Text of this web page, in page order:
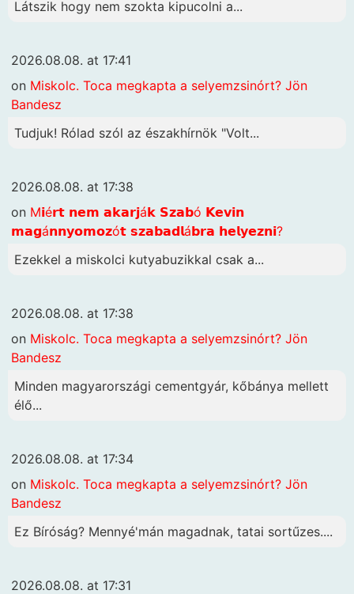
Látszik hogy nem szokta kipucolni a...
2026.08.08. at 17:41
on Miskolc. Toca megkapta a selyemzsinórt? Jön
Bandesz
Tudjuk! Rólad szól az északhírnök "Volt...
2026.08.08. at 17:38
on M𝗶é𝗿𝘁 𝗻𝗲𝗺 𝗮𝗸𝗮𝗿𝗷á𝗸 𝗦𝘇𝗮𝗯ó 𝗞𝗲𝘃𝗶𝗻
𝗺𝗮𝗴á𝗻𝗻𝘆𝗼𝗺𝗼𝘇ó𝘁 𝘀𝘇𝗮𝗯𝗮𝗱𝗹á𝗯𝗿𝗮 𝗵𝗲𝗹𝘆𝗲𝘇𝗻𝗶?
Ezekkel a miskolci kutyabuzikkal csak a...
2026.08.08. at 17:38
on Miskolc. Toca megkapta a selyemzsinórt? Jön
Bandesz
Minden magyarországi cementgyár, kőbánya mellett
élő...
2026.08.08. at 17:34
on Miskolc. Toca megkapta a selyemzsinórt? Jön
Bandesz
Ez Bíróság? Mennyé'mán magadnak, tatai sortűzes....
2026.08.08. at 17:31